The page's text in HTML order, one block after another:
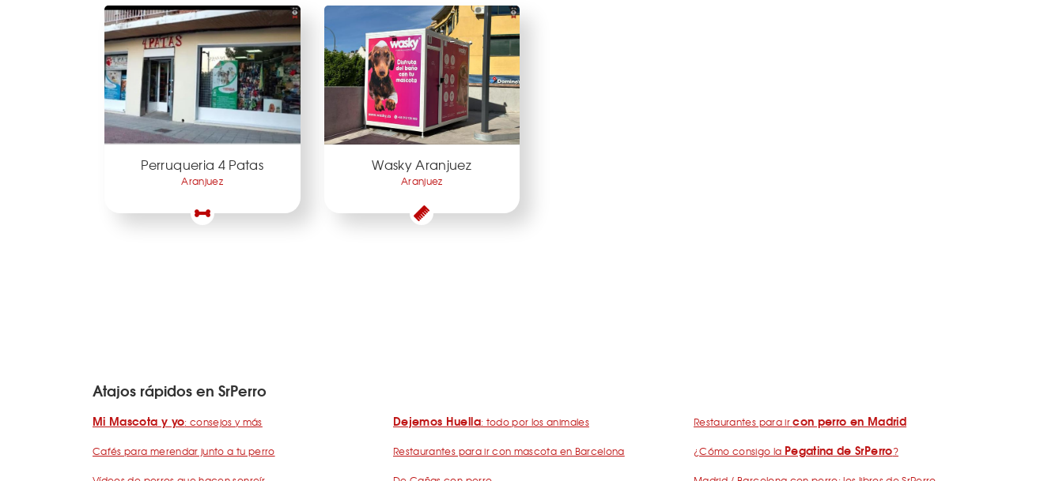
Perruqueria 4 Patas
Aranjuez
Wasky Aranjuez
Aranjuez
Atajos rápidos en SrPerro
Mi Mascota y yo: consejos y más
Cafés para merendar junto a tu perro
Dejemos Huella: todo por los animales
Restaurantes para ir con mascota en Barcelona
Restaurantes para ircon perro en Madrid
¿Cómo consigo la Pegatina de SrPerro?